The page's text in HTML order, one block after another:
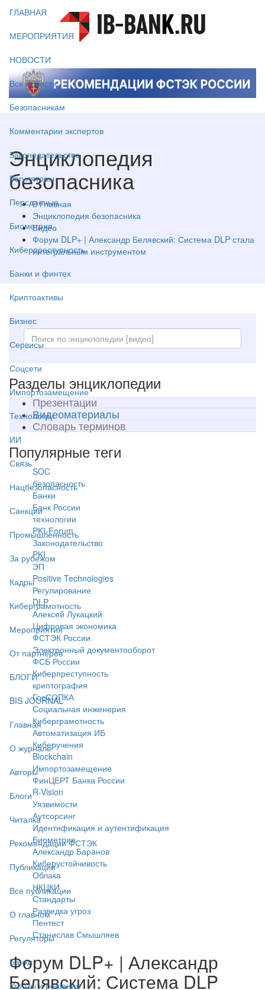
ГЛАВНАЯ
МЕРОПРИЯТИЯ
НОВОСТИ
Все новости
Безопасникам
Комментарии экспертов
Законодательство
Регуляторы
Персданные
Биометрия
Киберпреступность
Банки и финтех
Криптоактивы
Бизнес
Сервисы
Соцсети
Импортозамещение
Технологии
ИИ
Связь
Нацбезопасность
Санкции
Промышленность
За рубежом
Кадры
Киберграмотность
Мероприятия
От партнёров
БЛОГИ
BIS JOURNAL
Главная
О журнале
Авторы
Блоги
Читалка
Рекомендации ФСТЭК
Публикации
Все публикации
О главном
Регуляторы
Банки
Угрозы и решения
Энциклопедия
безопасника
Главная
Энциклопедия безопасника
Видео
Форум DLP+ | Александр Белявский: Система DLP стала
интегральным инструментом
Разделы энциклопедии
Презентации
Видеоматериалы
Словарь терминов
Популярные теги
SOC
безопасность
Банки
Банк России
технологии
PKI-Forum
Законодательство
PKI
ЭП
Positive Technologies
Регулирование
DLP
Алексей Лукацкий
Цифровая экономика
ФСТЭК России
Электронный документооборот
ФСБ России
Киберпреступность
криптография
ГосСОПКА
Социальная инженерия
Киберграмотность
Автоматизация ИБ
Киберучения
Blockchain
Импортозамещение
ФинЦЕРТ Банка России
R-Vision
Уязвимости
Аутсорсинг
Идентификация и аутентификация
Биометрия
Александр Баранов
Киберустойчивость
Облака
НКЦКИ
Стандарты
Разведка угроз
Пентест
Станислав Смышляев
Форум DLP+ | Александр
Белявский: Система DLP